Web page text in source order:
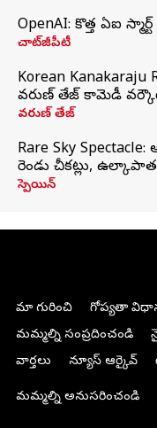
OpenAI: కొత్త ఏఐ
చాట్‌జీపీటీ
Korean Kanakaraju
వరుణ్ తేజ్ కామెడీ
వరుణ్ తేజ్
Rare Sky
రెండు చీకట్లు,
స్పెయిన్
మా గురించి గోప్యతా
మమ్మల్ని సంప్రదించండి
వార్తలు
న్యూస్ ఆర్కైవ్
మమ్మల్ని అనుసరించండి